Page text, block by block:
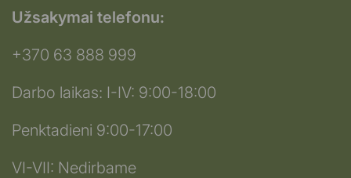
Užsakymai telefonu:
+370 63 888 999
Darbo laikas: I-IV: 9:00-18:00
Penktadieni 9:00-17:00
VI-VII: Nedirbame